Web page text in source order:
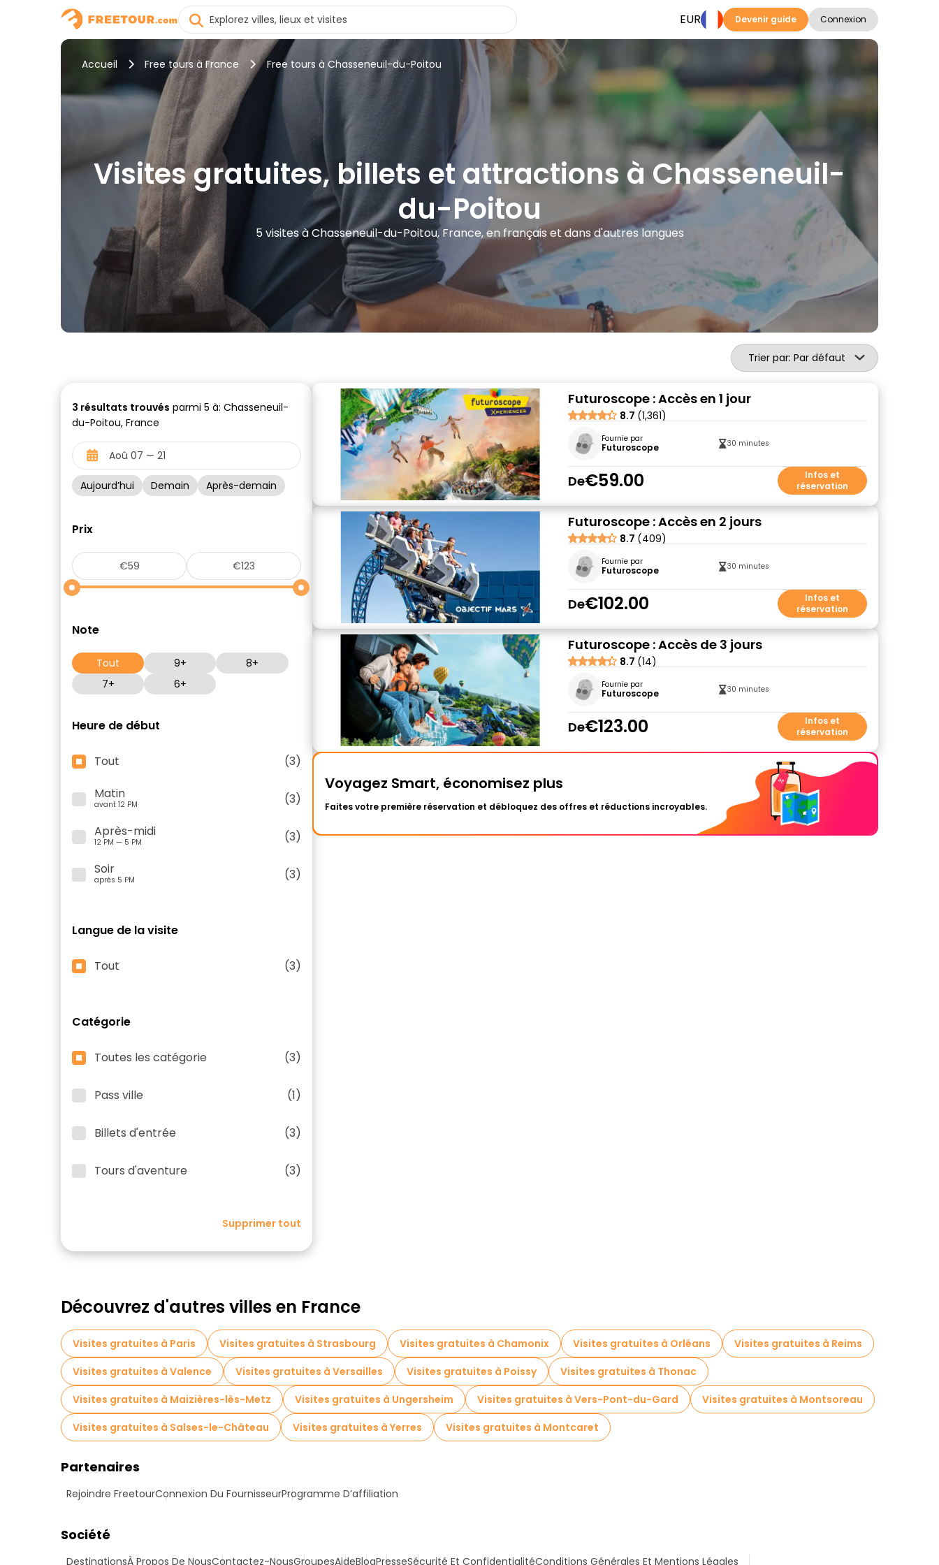
EUR Devenir guide Connexion
Accueil Free tours à France Free tours à Chasseneuil-du-Poitou
Visites gratuites, billets et attractions à Chasseneuil-
du-Poitou
5 visites à Chasseneuil-du-Poitou, France, en français et dans d'autres langues
Trier par: Par défaut
3 résultats trouvés parmi 5 à: Chasseneuil-
du-Poitou, France
Aujourd’hui Demain Après-demain
Prix
Note
Tout 9+
8+
7+
6+
Heure de début
Tout
(3)
Matin
avant 12 PM
(3)
Après-midi
12 PM — 5 PM
(3)
Soir
après 5 PM (3)
Langue de la visite
Tout (3)
Catégorie
Toutes les catégorie (3)
Pass ville (1)
Billets d'entrée (3)
Tours d'aventure (3)
Supprimer tout
Futuroscope : Accès en 1 jour
8.7 (1,361)
Fournie par
Futuroscope 30 minutes
De€59.00
Infos et
réservation
Futuroscope : Accès en 2 jours
8.7 (409)
Fournie par
Futuroscope 30 minutes
De€102.00
Infos et
réservation
Futuroscope : Accès de 3 jours
8.7 (14)
Fournie par
Futuroscope 30 minutes
De€123.00
Infos et
réservation
Voyagez Smart, économisez plus
Faites votre première réservation et débloquez des offres et réductions incroyables.
Découvrez d'autres villes en France
Visites gratuites à Paris Visites gratuites à Strasbourg Visites gratuites à Chamonix Visites gratuites à Orléans
Visites gratuites à Reims
Visites gratuites à Valence
Visites gratuites à Versailles Visites gratuites à Poissy
Visites gratuites à Thonac
Visites gratuites à Maizières-lès-Metz
Visites gratuites à Ungersheim Visites gratuites à Vers-Pont-du-Gard
Visites gratuites à Montsoreau
Visites gratuites à Salses-le-Château
Visites gratuites à Yerres Visites gratuites à Montcaret
Partenaires
Rejoindre FreetourConnexion Du FournisseurProgramme D’affiliation
Société
DestinationsÀ Propos De NousContactez-NousGroupesAideBlogPresseSécurité Et ConfidentialitéConditions Générales Et Mentions Légales